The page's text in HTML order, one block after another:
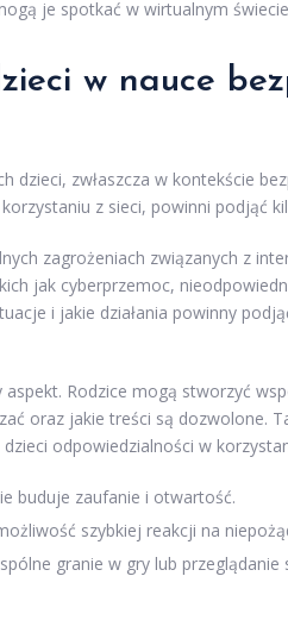
je spotkać w wirtualnym
w nauce
dzieci, zwłaszcza w kontekście
z sieci, powinni podjąć
zagrożeniach związanych z
jak cyberprzemoc,
i jakie działania powinny
Rodzice mogą stworzyć
oraz jakie treści są dozwolone.
odpowiedzialności w
buduje zaufanie i otwartość.
szybkiej reakcji na
granie w gry lub